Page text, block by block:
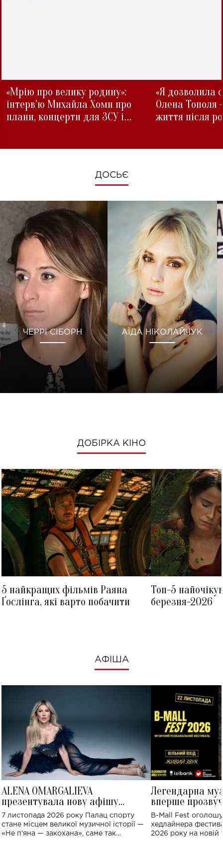
«Мрію про велику родину»:
інтерв'ю Михайла Хоми про
плани, концерти для ЗСУ і
«Я дозволила
Олена Тополя
життя після
ДОСЬЄ
ЧЕРРІ СІБОРН АЇДА НІКОЛАЙЧУК
ДОБІРКА КІНО
5 найкращих фільмів Раяна
Ґослінга, які варто побачити
Топ-5
березня-2026
АФІША
ALENA OMARGALIEVA
презентувала нову афішу
великого концерту в Палаці
спорту
7 листопада 2026 року Палац спорту
стане місцем великої музичної історії —
«Не пʼяна — закохана», саме так
Легендарна
вперше
Україні: де
B-Mall Fest
хедлайнера
2026 року на новій